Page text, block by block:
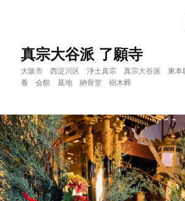
移
動
真宗大谷派 了願寺
大阪市 西淀川区 浄土真宗 真宗大谷派 東
養 会館 墓地 納骨堂 樹木葬